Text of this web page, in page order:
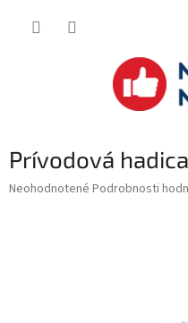
Prívodová
Priemerné
Neohodnotené Podrobnosti